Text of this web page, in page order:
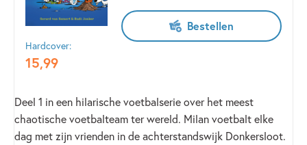
‘Roald Dahl is de beste kinderboekenschrijver ter wereld.’ –
VPRO-gids
Hardcover:
15,99
Bestellen
Deel 1 in een hilarische voetbalserie over het meest
chaotische voetbalteam ter wereld. Milan voetbalt elke
dag met zijn vrienden in de achterstandswijk Donkersloot.